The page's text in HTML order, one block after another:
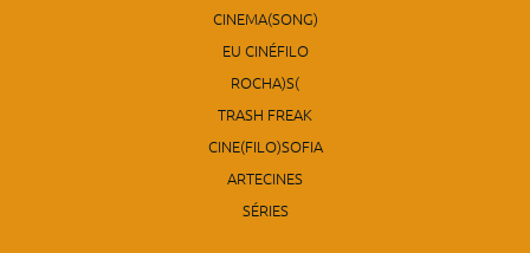
CINEMA(SONG)
EU CINÉFILO
ROCHA)S(
TRASH FREAK
CINE(FILO)SOFIA
ARTECINES
SÉRIES